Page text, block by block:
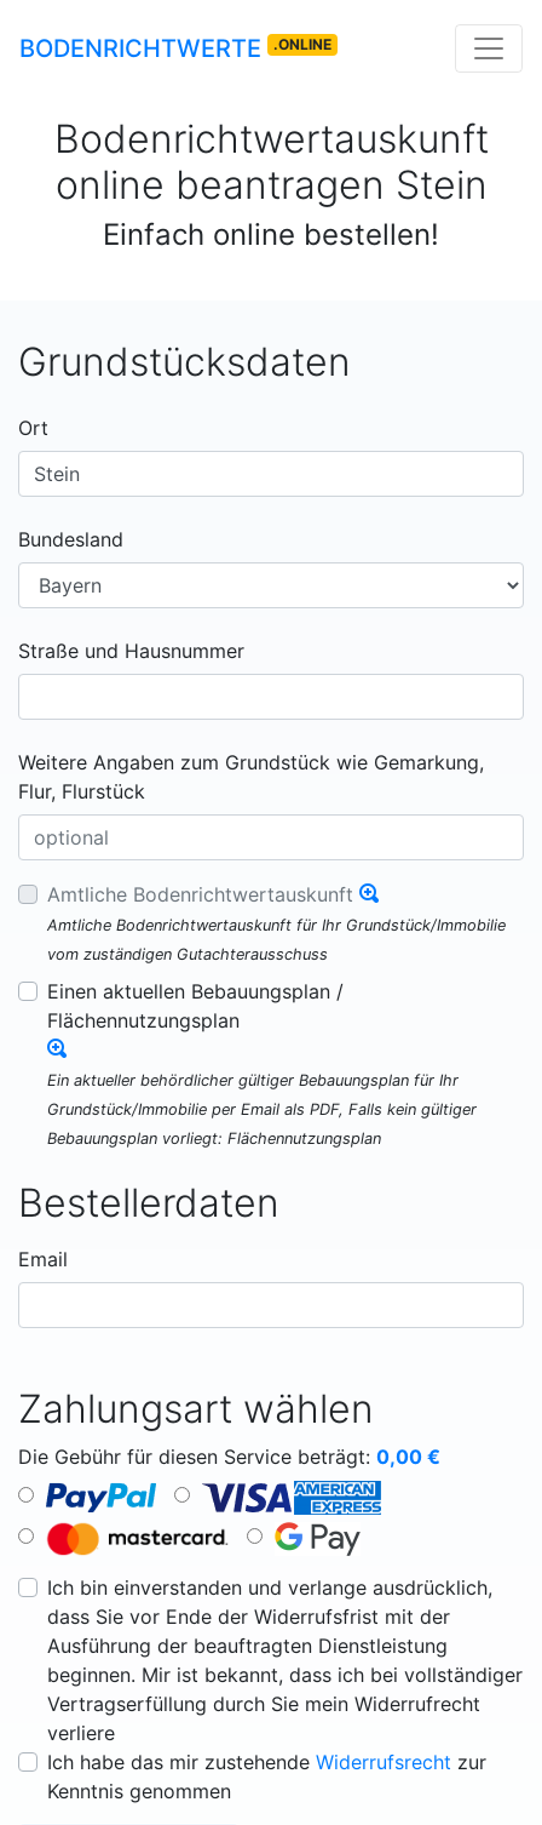
BODENRICHTWERTE .ONLINE
Bodenrichtwertauskunft
online beantragen Stein
Einfach online bestellen!
Grundstücksdaten
Ort
Bundesland
Straße und Hausnummer
Weitere Angaben zum Grundstück wie Gemarkung,
Flur, Flurstück
Amtliche Bodenrichtwertauskunft
Amtliche Bodenrichtwertauskunft für Ihr Grundstück/Immobilie
vom zuständigen Gutachterausschuss
Einen aktuellen Bebauungsplan /
Flächennutzungsplan
Ein aktueller behördlicher gültiger Bebauungsplan für Ihr
Grundstück/Immobilie per Email als PDF, Falls kein gültiger
Bebauungsplan vorliegt: Flächennutzungsplan
Bestellerdaten
Email
Zahlungsart wählen
Die Gebühr für diesen Service beträgt: 0,00 €
Ich bin einverstanden und verlange ausdrücklich,
dass Sie vor Ende der Widerrufsfrist mit der
Ausführung der beauftragten Dienstleistung
beginnen. Mir ist bekannt, dass ich bei vollständiger
Vertragserfüllung durch Sie mein Widerrufrecht
verliere
Ich habe das mir zustehende Widerrufsrecht zur
Kenntnis genommen